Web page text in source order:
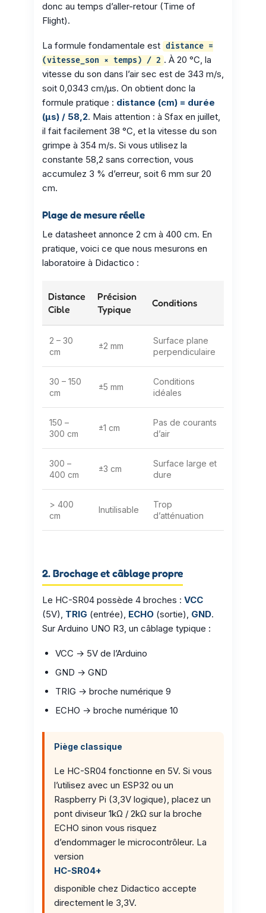
donc au temps d’aller-retour (Time of
Flight).
La formule fondamentale est distance =
(vitesse_son × temps) / 2 . À 20 °C, la
vitesse du son dans l’air sec est de 343 m/s,
soit 0,0343 cm/µs. On obtient donc la
formule pratique : distance (cm) = durée
(µs) / 58,2. Mais attention : à Sfax en juillet,
il fait facilement 38 °C, et la vitesse du son
grimpe à 354 m/s. Si vous utilisez la
constante 58,2 sans correction, vous
accumulez 3 % d’erreur, soit 6 mm sur 20
cm.
Plage de mesure réelle
Le datasheet annonce 2 cm à 400 cm. En
pratique, voici ce que nous mesurons en
laboratoire à Didactico :
Distance
Cible
Précision
Typique
Conditions
2 – 30
cm
±2 mm
Surface plane
perpendiculaire
30 – 150
cm
±5 mm
Conditions
idéales
150 –
300 cm
±1 cm
Pas de courants
d’air
300 –
400 cm
±3 cm
Surface large et
dure
> 400
cm
Inutilisable
Trop
d’atténuation
2. Brochage et câblage propre
Le HC-SR04 possède 4 broches : VCC
(5V), TRIG (entrée), ECHO (sortie), GND.
Sur Arduino UNO R3, un câblage typique :
VCC → 5V de l’Arduino
GND → GND
TRIG → broche numérique 9
ECHO → broche numérique 10
Piège classique
Le HC-SR04 fonctionne en 5V. Si vous
l’utilisez avec un ESP32 ou un
Raspberry Pi (3,3V logique), placez un
pont diviseur 1kΩ / 2kΩ sur la broche
ECHO sinon vous risquez
d’endommager le microcontrôleur. La
version
HC-SR04+
disponible chez Didactico accepte
directement le 3,3V.